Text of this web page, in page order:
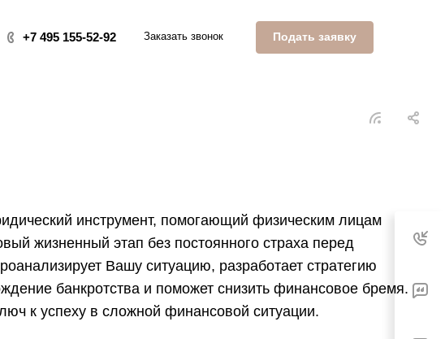
+7 495 155-52-92 Заказать звонок Подать заявку
инструмент, помогающий физическим лицам
жизненный этап без постоянного страха перед
Вашу ситуацию, разработает стратегию
банкротства и поможет снизить финансовое бремя.
к успеху в сложной финансовой ситуации.